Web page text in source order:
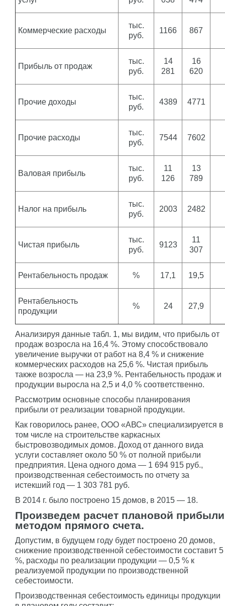
Коммерческие расходы
тыс.
руб.
1166 867
Прибыль от продаж
тыс.
руб.
14
281
16
620
Прочие доходы
тыс.
руб.
4389 4771
Прочие расходы
тыс.
руб.
7544 7602
Валовая прибыль
тыс.
руб.
11
126
13
789
Налог на прибыль
тыс.
руб.
2003 2482
Чистая прибыль
тыс.
руб.
9123
11
307
Рентабельность продаж % 17,1 19,5
Рентабельность
продукции
% 24 27,9
Анализируя данные табл. 1, мы видим, что прибыль от
продаж возросла на 16,4 %. Этому способствовало
увеличение выручки от работ на 8,4 % и снижение
коммерческих расходов на 25,6 %. Чистая прибыль
также возросла — на 23,9 %. Рентабельность продаж и
продукции выросла на 2,5 и 4,0 % соответственно.
Рассмотрим основные способы планирования
прибыли от реализации товарной продукции.
Как говорилось ранее, ООО «АВС» специализируется в
том числе на строительстве каркасных
быстровозводимых домов. Доход от данного вида
услуги составляет около 50 % от полной прибыли
предприятия. Цена одного дома — 1 694 915 руб.,
производственная себестоимость по отчету за
истекший год — 1 303 781 руб.
В 2014 г. было построено 15 домов, в 2015 — 18.
Произведем расчет плановой прибыли
методом прямого счета.
Допустим, в будущем году будет построено 20 домов,
снижение производственной себестоимости составит 5
%, расходы по реализации продукции — 0,5 % к
реализуемой продукции по производственной
себестоимости.
Производственная себестоимость единицы продукции